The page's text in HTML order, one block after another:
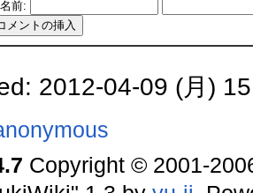
前:
2012-04-09 (月)
Copyright © 2001-